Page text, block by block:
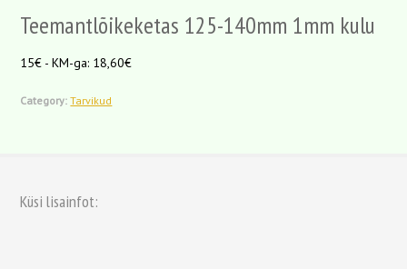
Teemantlõikeketas 125-140mm 1mm kulu
15€ - KM-ga: 18,60€
Category: Tarvikud
Küsi lisainfot: